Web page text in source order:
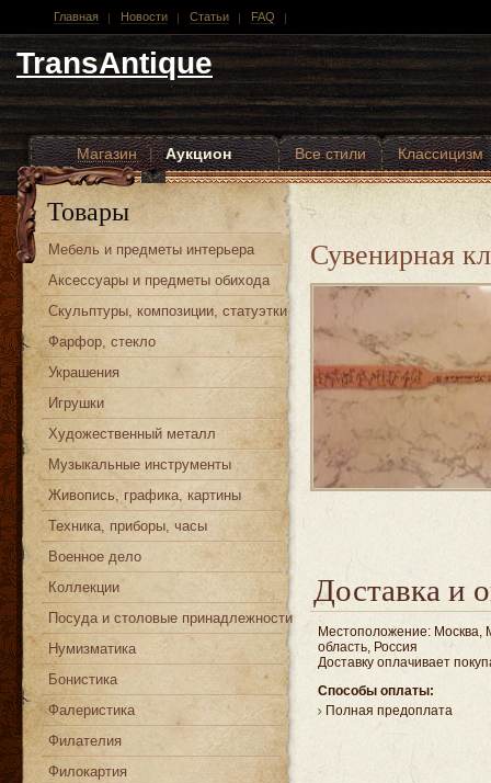
Главная Новости Статьи FAQ
TransAntique
Магазин | Аукцион Все стили
Классицизм
Другие стили
Товары
Мебель и предметы интерьера
Аксессуары и предметы обихода
Скульптуры, композиции, статуэтки
Фарфор, стекло
Украшения
Игрушки
Художественный металл
Музыкальные инструменты
Живопись, графика, картины
Техника, приборы, часы
Военное дело
Коллекции
Посуда и столовые принадлежности
Нумизматика
Бонистика
Фалеристика
Филателия
Филокартия
Сувенирная
Доставка и
Местоположение: Москва,
область, Россия
Доставку оплачивает
Способы оплаты:
Полная предоплата